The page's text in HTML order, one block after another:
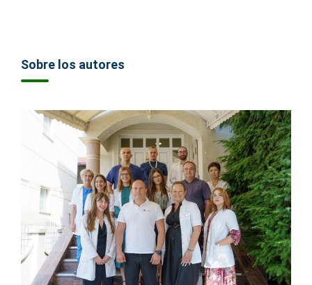
Sobre los autores